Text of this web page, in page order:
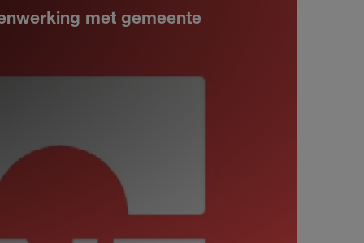
met gemeente